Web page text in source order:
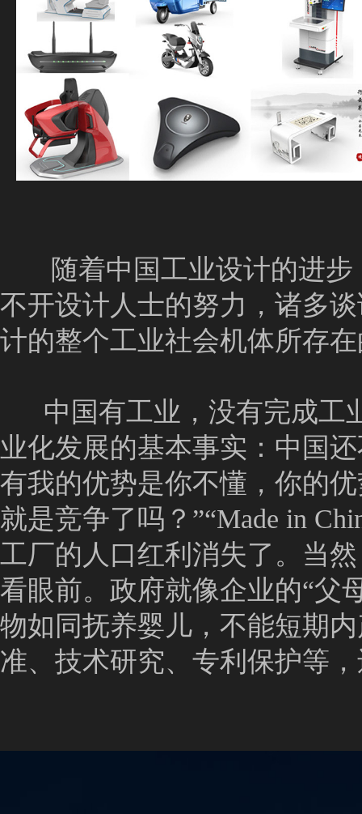
随着中国工业设计的进步
不开设计人士的努力，诸多
计的整个工业社会机体所存
中国有工业，没有完成工
业化发展的基本事实：中国
有我的优势是你不懂，你的
就是竞争了吗？”“Made in
工厂的人口红利消失了。当
看眼前。政府就像企业的“父
物如同抚养婴儿，不能短期
准、技术研究、专利保护等